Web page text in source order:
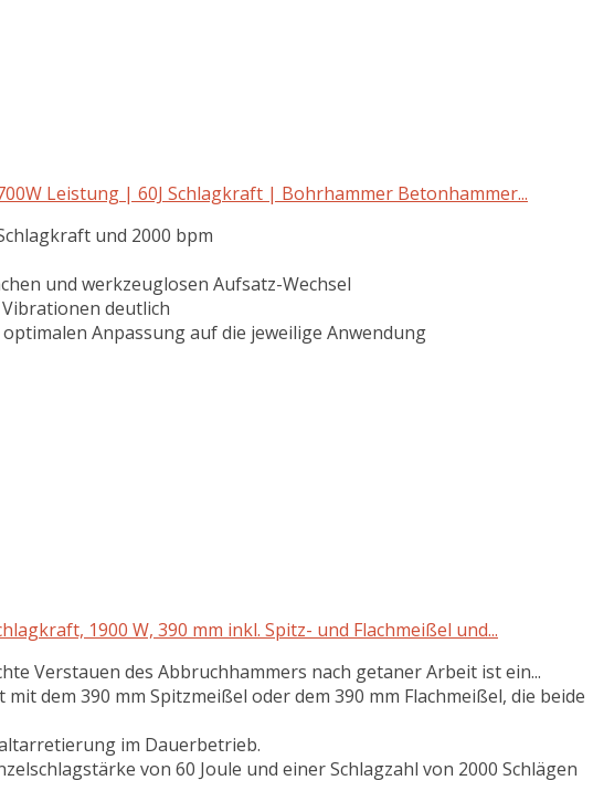
Leistung | 60J Schlagkraft | Bohrhammer Betonhammer...
und 2000 bpm
und werkzeuglosen Aufsatz-Wechsel
deutlich
Anpassung auf die jeweilige Anwendung
1900 W, 390 mm inkl. Spitz- und Flachmeißel und...
Verstauen des Abbruchhammers nach getaner Arbeit ist ein...
dem 390 mm Spitzmeißel oder dem 390 mm Flachmeißel, die beide
im Dauerbetrieb.
von 60 Joule und einer Schlagzahl von 2000 Schlägen